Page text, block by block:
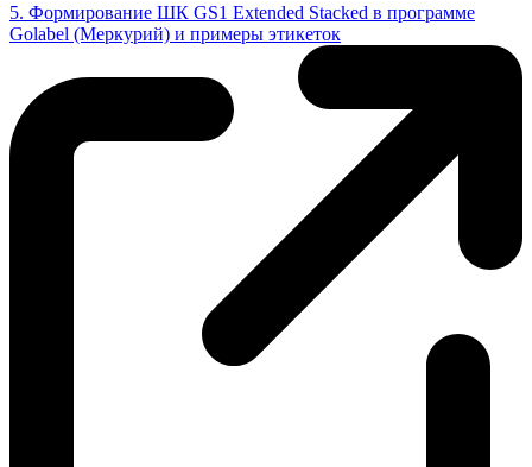
5. Формирование ШК GS1 Extended Stacked в программе
Golabel (Меркурий) и примеры этикеток